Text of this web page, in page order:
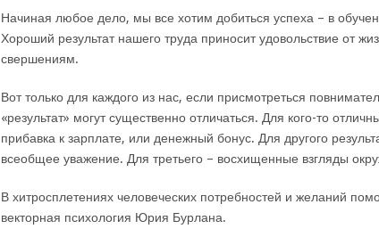
Начиная любое дело, мы все хотим добиться успеха – в
Хороший результат нашего труда приносит удовольствие от
свершениям.
Вот только для каждого из нас, если присмотреться
«результат» могут существенно отличаться. Для кого-то
прибавка к зарплате, или денежный бонус. Для другого
всеобщее уважение. Для третьего – восхищенные взгляды
В хитросплетениях человеческих потребностей и желаний
векторная психология Юрия Бурлана.